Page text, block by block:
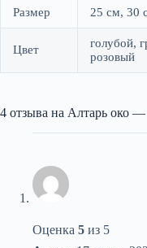
Размер 25 см, 30
Цвет
голубой,
розовый
4 отзыва на Алтарь око —
Оценка 5 из 5